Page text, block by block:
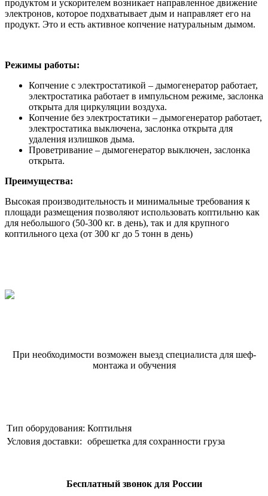
продуктом и ускорителем возникает направленное движение
электронов, которое подхватывает дым и направляет его на
продукт. Это и есть активное копчение натуральным дымом.
Режимы работы:
Копчение с электростатикой – дымогенератор работает,
электростатика работает в импульсном режиме, заслонка
открыта для циркуляции воздуха.
Копчение без электростатики – дымогенератор работает,
электростатика выключена, заслонка открыта для
удаления излишков дыма.
Проветривание – дымогенератор выключен, заслонка
открыта.
Преимущества:
Высокая производительность и минимальные требования к
площади размещения позволяют использовать коптильню как
для небольшого (50-300 кг. в день), так и для крупного
коптильного цеха (от 300 кг до 5 тонн в день)
При необходимости возможен выезд специалиста для шеф-
монтажа и обучения
Тип оборудования: Коптильня
Условия доставки: обрешетка для сохранности груза
Бесплатный звонок для России